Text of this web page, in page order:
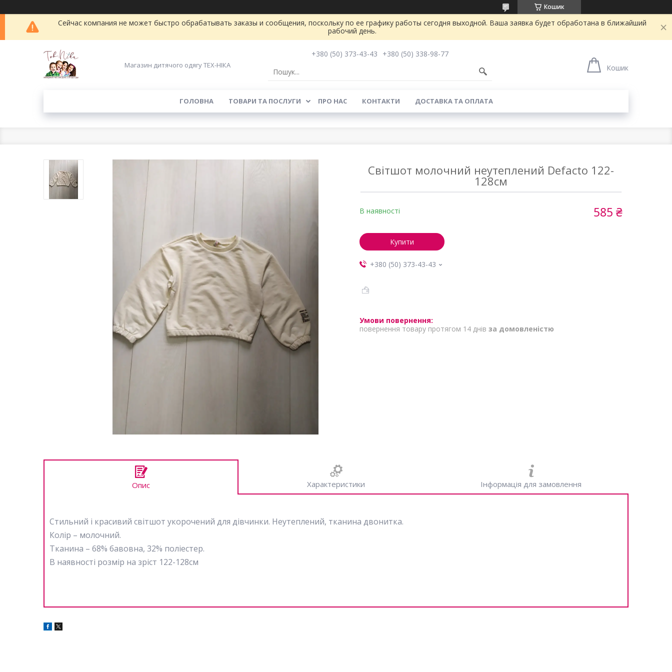
Кошик
Сейчас компания не может быстро обрабатывать заказы и сообщения, поскольку по ее графику работы сегодня выходной. Ваша заявка будет обработана в ближайший
рабочий день.
Магазин дитячого одягу ТЕХ-НІКА
+380 (50) 373-43-43
+380 (50) 338-98-77
Кошик
ГОЛОВНА ТОВАРИ ТА ПОСЛУГИ ПРО НАС КОНТАКТИ ДОСТАВКА ТА ОПЛАТА
Світшот молочний неутеплений Defacto 122-
128см
В наявності 585 ₴
Купити
+380 (50) 373-43-43
повернення товару протягом 14 днів за домовленістю
Опис Характеристики Інформація для замовлення
Стильний і красивий світшот укорочений для дівчинки. Неутеплений, тканина двонитка.
Колір – молочний.
Тканина – 68% бавовна, 32% поліестер.
В наявності розмір на зріст 122-128см